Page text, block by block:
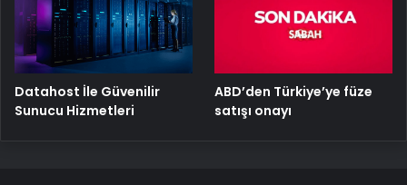
Datahost İle Güvenilir
Sunucu Hizmetleri
ABD’den Türkiye’ye füze
satışı onayı